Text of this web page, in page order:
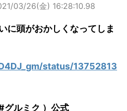
03/26(金) 16:28:10.98
に頭がおかしくなってしま
status/13752813
ルミク ）公式